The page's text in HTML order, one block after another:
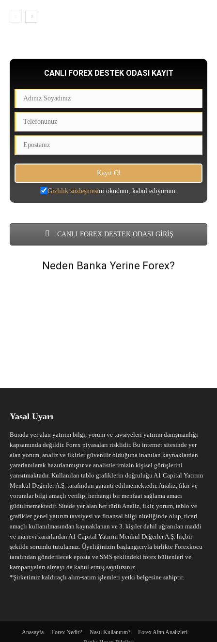
CANLI FOREX DESTEK ODASI KAYIT
Gizlilik sözleşmesini okudum, kabul ediyorum.
CANLI FOREX DESTEK ODASI GİRİŞ
Neden Banka Yerine Forex?
Yasal Uyarı
Burada yer alan yatırım bilgi, yorum ve tavsiyeleri yatırım danışmanlığı
kapsamında değildir. Forex piyasaları risklidir. Bu internet sitesinde yer
alan yorum, analiz ve fikirler güvenilir olduğuna inanılan kaynaklardan
yararlanılarak hazırlanmıştır ve analistlerimizin kişisel görüşlerini
yansıtmaktadır. Kullanılan tablo grafiklerin doğruluğu A1 Capital Yatırım
Menkul Değerler A.Ş. tarafından garanti edilmemektedir. Analiz, fikir ve
yorumlar bilgi amaçlı verilip, herhangi bir menfaat sağlama amacı
güdülmemektedir. Sitede yer alan her türlü Analiz, fikir, yorum, tablo ve
grafikler genel yatırım tavsiyesi ve finansal bilgi niteliğinde olup, ticari
amaçlı kullanılmasından kaynaklanan ve 3. kişiler dahil uğranılan maddi
ve manevi zararlardan A1 Capital Yatırım Menkul Değerler A.Ş. hiçbir
şekilde sorumlu tutulamaz. Üyeliğinizin başlangıcıyla birlikte Forexkocu
tarafından gönderilecek eposta ve SMS şeklindeki forex bültenleri ve
kampanyaları almayı da kabul etmiş sayılırsınız.
*Şirketimiz kaldıraçlı alım-satım işlemleri yetki belgesine sahiptir.
Anasayfa Forex Nedir? Nasıl Kullanırım?
Forex Altın Analizleri